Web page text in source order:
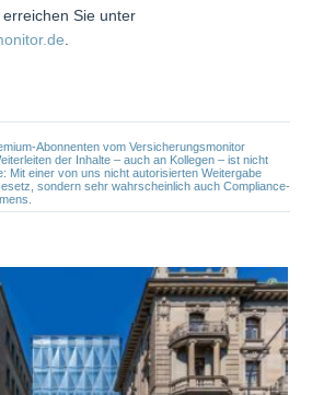
Sie unter
Abonnenten vom Versicherungsmonitor
der Inhalte – auch an Kollegen – ist nicht
Mit einer von uns nicht autorisierten Weitergabe
sondern sehr wahrscheinlich auch Compliance-